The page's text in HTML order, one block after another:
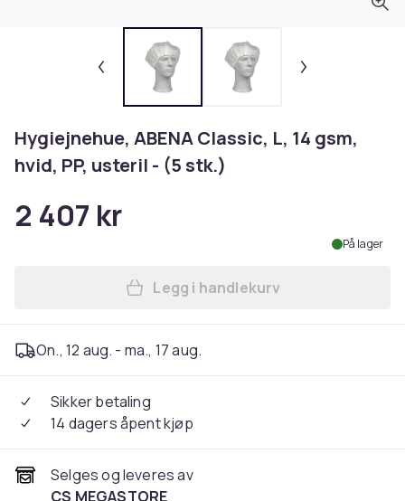
Hygiejnehue, ABENA Classic, L, 14 gsm,
hvid, PP, usteril - (5 stk.)
2 407 kr
På lager
Legg Hygiejnehue, ABENA
Legg i handlekurv
On., 12 aug. - ma., 17 aug.
Sikker betaling
14 dagers åpent kjøp
Selges og leveres av
CS MEGASTORE